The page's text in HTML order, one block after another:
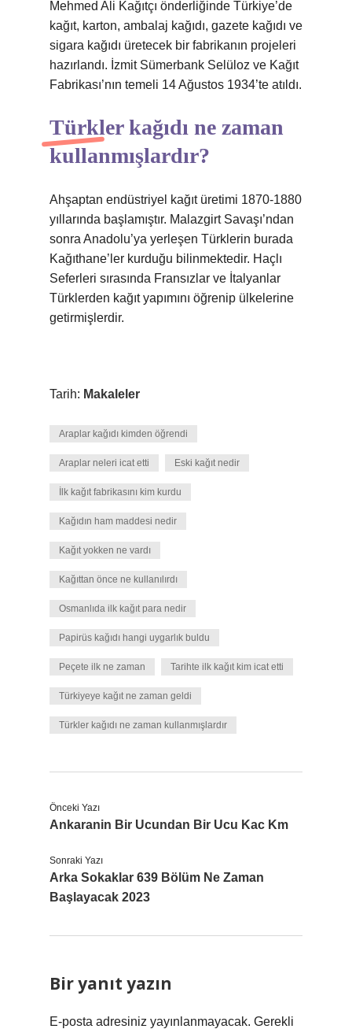
Mehmed Ali Kağıtçı önderliğinde Türkiye’de
kağıt, karton, ambalaj kağıdı, gazete kağıdı ve
sigara kağıdı üretecek bir fabrikanın projeleri
hazırlandı. İzmit Sümerbank Selüloz ve Kağıt
Fabrikası’nın temeli 14 Ağustos 1934’te atıldı.
Türkler kağıdı ne zaman
kullanmışlardır?
Ahşaptan endüstriyel kağıt üretimi 1870-1880
yıllarında başlamıştır. Malazgirt Savaşı’ndan
sonra Anadolu’ya yerleşen Türklerin burada
Kağıthane’ler kurduğu bilinmektedir. Haçlı
Seferleri sırasında Fransızlar ve İtalyanlar
Türklerden kağıt yapımını öğrenip ülkelerine
getirmişlerdir.
Tarih: Makaleler
Araplar kağıdı kimden öğrendi
Araplar neleri icat etti Eski kağıt nedir
İlk kağıt fabrikasını kim kurdu
Kağıdın ham maddesi nedir
Kağıt yokken ne vardı
Kağıttan önce ne kullanılırdı
Osmanlıda ilk kağıt para nedir
Papirüs kağıdı hangi uygarlık buldu
Peçete ilk ne zaman Tarihte ilk kağıt kim icat etti
Türkiyeye kağıt ne zaman geldi
Türkler kağıdı ne zaman kullanmışlardır
Önceki Yazı
Ankaranin Bir Ucundan Bir Ucu Kac Km
Sonraki Yazı
Arka Sokaklar 639 Bölüm Ne Zaman
Başlayacak 2023
Bir yanıt yazın
E-posta adresiniz yayınlanmayacak. Gerekli